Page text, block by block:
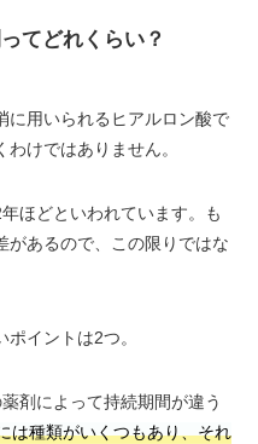
てどれくらい？
に用いられるヒアルロン酸で
けではありません。
ほどといわれています。も
があるので、この限りではな
イントは2つ。
剤によって持続期間が違う
は種類がいくつもあり、それ